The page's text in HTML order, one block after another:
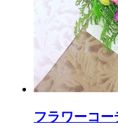
フラワーコ